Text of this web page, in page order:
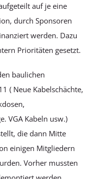
auf je eine
durch Sponsoren
werden. Dazu
Prioritäten gesetzt.
baulichen
( Neue Kabelschächte,
VGA Kabeln usw.)
die dann Mitte
einigen Mitgliedern
Vorher mussten